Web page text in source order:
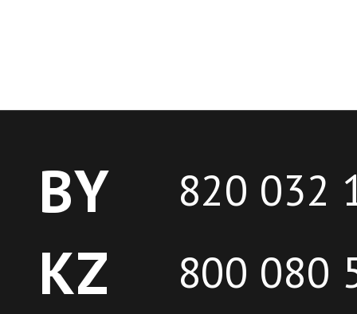
BY 820 032
KZ 800 080